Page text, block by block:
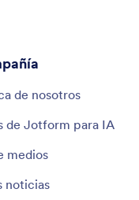
de nosotros
de Jotform para IA
medios
noticias